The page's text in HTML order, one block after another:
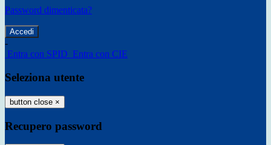
Password dimenticata?
-
Entra con SPID Entra con CIE
Seleziona utente
button close ×
Recupero password